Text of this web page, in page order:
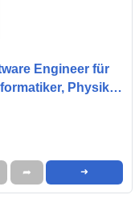
Engineer für
Physiker
➦ ➜